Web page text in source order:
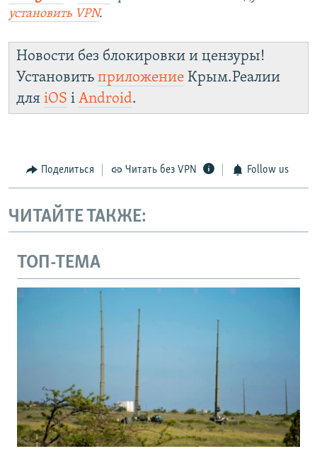
установить VPN.
Новости без блокировки и цензуры!
Установить приложение Крым.Реалии
для iOS і Android.
Поделиться Читать без VPN Follow us
ЧИТАЙТЕ ТАКЖЕ:
ТОП-ТЕМА